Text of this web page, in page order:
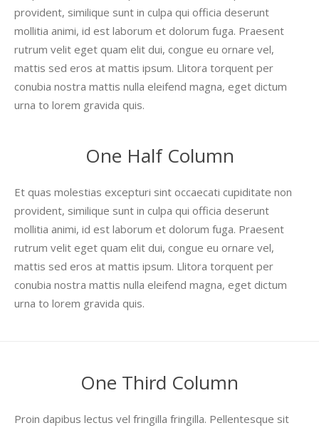
provident, similique sunt in culpa qui officia deserunt
mollitia animi, id est laborum et dolorum fuga. Praesent
rutrum velit eget quam elit dui, congue eu ornare vel,
mattis sed eros at mattis ipsum. Llitora torquent per
conubia nostra mattis nulla eleifend magna, eget dictum
urna to lorem gravida quis.
One Half Column
Et quas molestias excepturi sint occaecati cupiditate non
provident, similique sunt in culpa qui officia deserunt
mollitia animi, id est laborum et dolorum fuga. Praesent
rutrum velit eget quam elit dui, congue eu ornare vel,
mattis sed eros at mattis ipsum. Llitora torquent per
conubia nostra mattis nulla eleifend magna, eget dictum
urna to lorem gravida quis.
One Third Column
Proin dapibus lectus vel fringilla fringilla. Pellentesque sit